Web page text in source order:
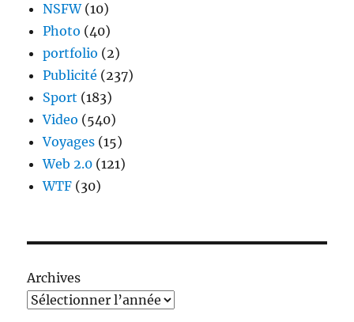
NSFW(10)
Photo (40)
portfolio (2)
Publicité (237)
Sport (183)
Video (540)
Voyages (15)
Web 2.0 (121)
WTF (30)
Archives